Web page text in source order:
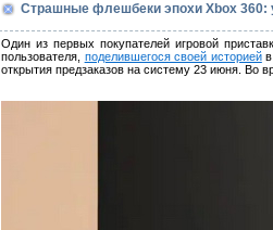
Страшные флешбеки эпохи Xbox 360:
Один из первых покупателей игровой
пользователя, поделившегося своей историейв
открытия предзаказов на систему 23 июня. Во